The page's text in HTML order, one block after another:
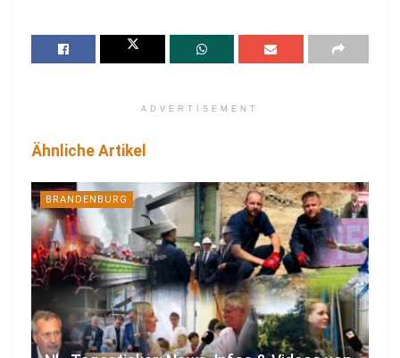
ADVERTISEMENT
Ähnliche Artikel
BRANDENBURG